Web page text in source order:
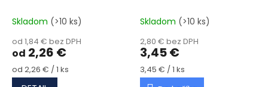
Skladom (>10 ks)
od 1,84 € bez DPH
od 2,26 €
Jednotková cena:
od 2,26 € / 1 ks
Skladom (>10 ks)
2,80 € bez DPH
3,45 €
Jednotková cena:
3,45 € / 1 ks